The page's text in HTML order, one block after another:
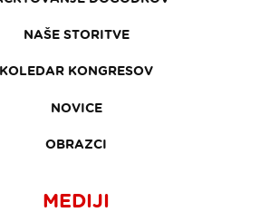
NAŠE STORITVE
KOLEDAR KONGRESOV
NOVICE
OBRAZCI
MEDIJI